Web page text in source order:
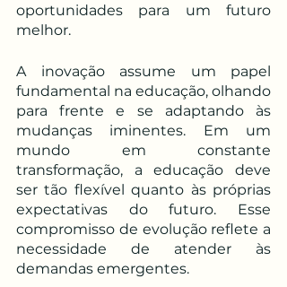
oportunidades para um futuro
melhor.
A inovação assume um papel
fundamental na educação, olhando
para frente e se adaptando às
mudanças iminentes. Em um
mundo em constante
transformação, a educação deve
ser tão flexível quanto às próprias
expectativas do futuro. Esse
compromisso de evolução reflete a
necessidade de atender às
demandas emergentes.